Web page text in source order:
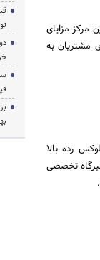
مرکز مزایای
مشتریان به
رده بالا
تخصصی